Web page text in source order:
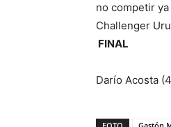
no competir
Challenger
FINAL
Darío Acosta